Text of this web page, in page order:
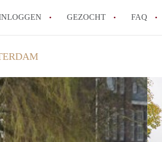
GEZOCHT FAQ
Wat is HuurwoningenRotterdam?
Hoeveel kost het om te reageren op een
Wat is de privacyverklaring van
Berekent HuurwoningenRotterdam
makelaarsvergoeding/